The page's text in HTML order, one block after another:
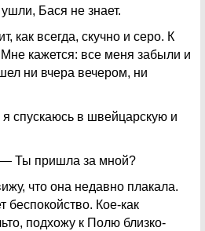
Бася не знает.
как всегда, скучно и серо. К
кажется: все меня забыли и
ни вчера вечером, ни
спускаюсь в швейцарскую и
Ты пришла за мной?
что она недавно плакала.
беспокойство. Кое-как
подхожу к Полю близко-